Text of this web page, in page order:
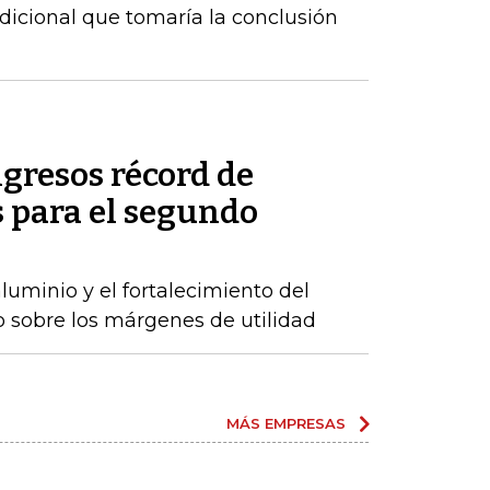
que tomaría la conclusión
récord de
el segundo
y el fortalecimiento del
los márgenes de utilidad
MÁS EMPRESAS